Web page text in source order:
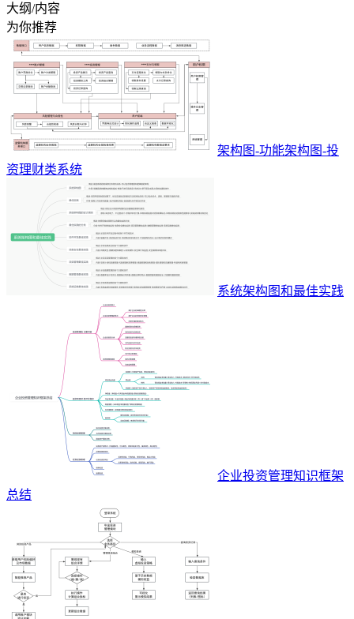
大纲/内容
为你推荐
架构图-功能架构图-投
资理财类系统
系统架构图和最佳实践
企业投资管理知识框架
总结